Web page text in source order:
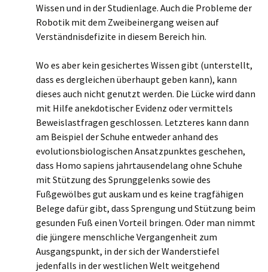
Wissen und in der Studienlage. Auch die Probleme der
Robotik mit dem Zweibeinergang weisen auf
Verständnisdefizite in diesem Bereich hin.
Wo es aber kein gesichertes Wissen gibt (unterstellt,
dass es dergleichen überhaupt geben kann), kann
dieses auch nicht genutzt werden. Die Lücke wird dann
mit Hilfe anekdotischer Evidenz oder vermittels
Beweislastfragen geschlossen. Letzteres kann dann
am Beispiel der Schuhe entweder anhand des
evolutionsbiologischen Ansatzpunktes geschehen,
dass Homo sapiens jahrtausendelang ohne Schuhe
mit Stützung des Sprunggelenks sowie des
Fußgewölbes gut auskam und es keine tragfähigen
Belege dafür gibt, dass Sprengung und Stützung beim
gesunden Fuß einen Vorteil bringen. Oder man nimmt
die jüngere menschliche Vergangenheit zum
Ausgangspunkt, in der sich der Wanderstiefel
jedenfalls in der westlichen Welt weitgehend